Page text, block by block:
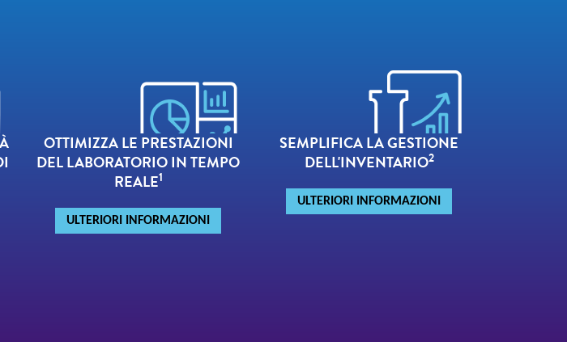
OTTIMIZZA LE PRESTAZIONI
DEL LABORATORIO IN TEMPO
REALE1
ULTERIORI INFORMAZIONI
SEMPLIFICA LA GESTIONE
DELL'INVENTARIO2
ULTERIORI INFORMAZIONI